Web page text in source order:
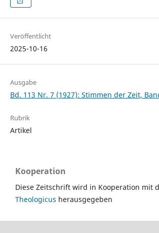
Veröffentlicht
2025-10-16
Ausgabe
Bd. 113 Nr. 7 (1927): Stimmen der Zeit,
Rubrik
Artikel
Kooperation
Diese Zeitschrift wird in Kooperation mit
Theologicus herausgegeben